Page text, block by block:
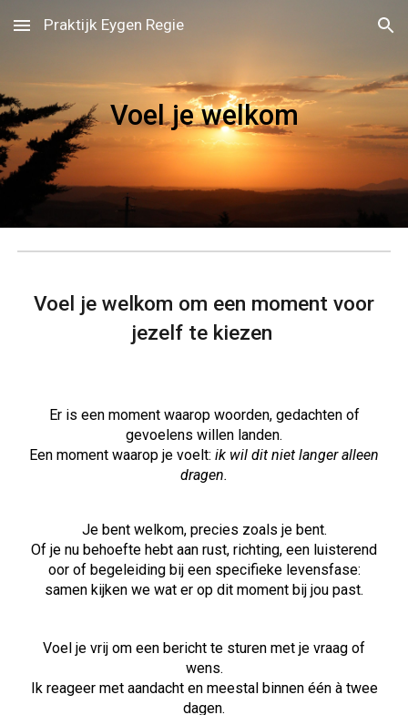
Skip to main content Skip to navigation
Praktijk Eygen Regie
Voel je welkom
Voel je welkom om een moment voor
jezelf te kiezen
Er is een moment waarop woorden, gedachten of
gevoelens willen landen.
Een moment waarop je voelt: ik wil dit niet langer alleen
dragen.
Je bent welkom, precies zoals je bent.
Of je nu behoefte hebt aan rust, richting, een luisterend
oor of begeleiding bij een specifieke levensfase:
samen kijken we wat er op dit moment bij jou past.
Voel je vrij om een bericht te sturen met je vraag of
wens.
Ik reageer met aandacht en meestal binnen één à twee
dagen.